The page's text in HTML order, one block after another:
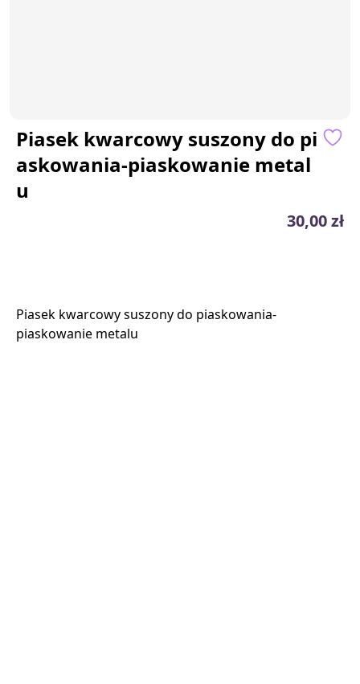
Piasek kwarcowy suszony do pi
askowania-piaskowanie metal
u
30,00 zł
Piasek kwarcowy suszony do piaskowania-